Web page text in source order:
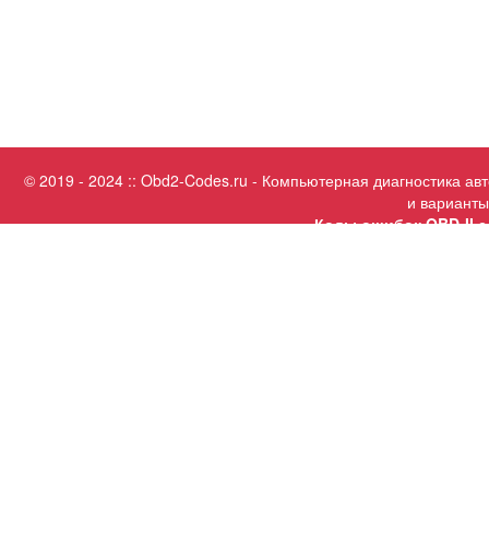
© 2019 - 2024 :: Obd2-Codes.ru - Компьютерная диагностика
и
Коды ошибок OBD-II